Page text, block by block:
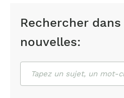
Rechercher
nouvelles: